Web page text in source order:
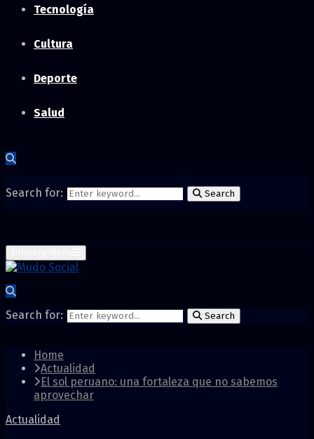
Tecnología
Cultura
Deporte
Salud
Search for: Search
Search for: Search
Home
Actualidad
El sol peruano: una fortaleza que no sabemos
aprovechar
Actualidad